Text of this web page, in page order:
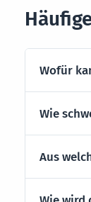
Wofür
Wie
Aus